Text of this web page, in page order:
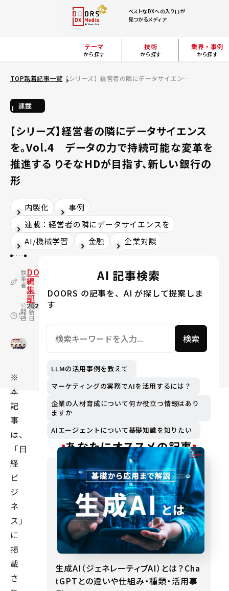
ベストなDXへの入り口が
見つかるメディア
テーマ
から探す
技術
から探す
業界・事例
から探す
TOP新着記事一覧 【シリーズ】経営者の隣にデータサイエンスを。Vol.4 データの力で持続可能な変革を推進する りそなHDが目指す、新しい銀行の形
連載
【シリーズ】経営者の隣にデータサイエンス
を。Vol.4 データの力で持続可能な変革を
推進する りそなHDが目指す、新しい銀行の
形
内製化
事例
連載：経営者の隣にデータサイエンスを
AI/機械学習
金融 企業対談
執
筆
者
DOORS
編
集
部
公
開
日
2022.09.27
更
新
日
2024.09.19
※
本
記
事
は、
「日
経
ビ
ジ
ネ
ス」
に
掲
載
さ
AI 記事検索
DOORS の記事を、AI が探して提案しま
す
検索
LLMの活用事例を教えて
マーケティングの実務でAIを活用するには？
企業の人材育成について何か役立つ情報はあり
ますか
AIエージェントについて基礎知識を知りたい
あなたにオススメの記事
生成AI（ジェネレーティブAI）とは？Cha
tGPTとの違いや仕組み・種類・活用事